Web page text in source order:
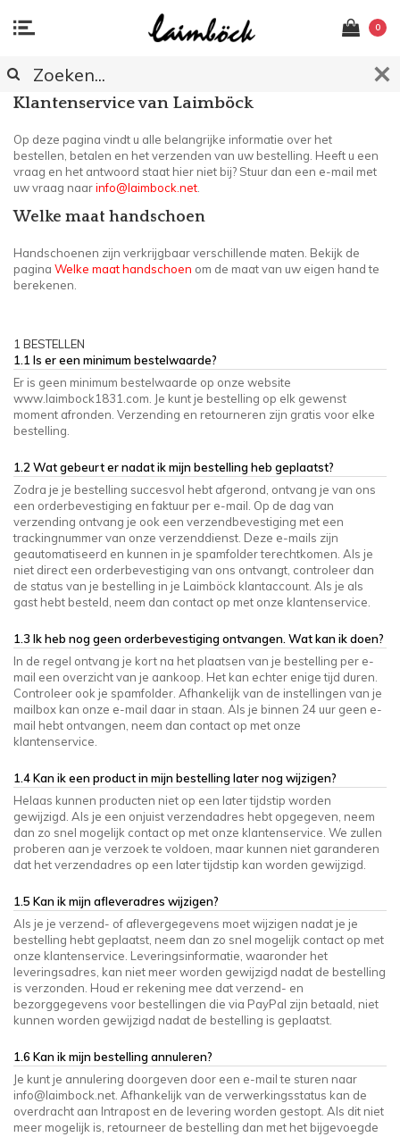
0
FAQ - KLANTENSERVICE
Klantenservice van Laimböck
Op deze pagina vindt u alle belangrijke informatie over het
bestellen, betalen en het verzenden van uw bestelling. Heeft u een
vraag en het antwoord staat hier niet bij? Stuur dan een e-mail met
uw vraag naarinfo@laimbock.net
Welke maat handschoen
Handschoenen zijn verkrijgbaar verschillende maten. Bekijk de
pagina Welke maat handschoen om de maat van uw eigen hand te
berekenen.
1 BESTELLEN
1.1 Is er een minimum bestelwaarde?
Er is geen minimum bestelwaarde op onze website
www.laimbock1831.com. Je kunt je bestelling op elk gewenst
moment afronden. Verzending en retourneren zijn gratis voor elke
bestelling.
1.2 Wat gebeurt er nadat ik mijn bestelling heb geplaatst?
Zodra je je bestelling succesvol hebt afgerond, ontvang je van ons
een orderbevestiging en faktuur per e-mail. Op de dag van
verzending ontvang je ook een verzendbevestiging met een
trackingnummer van onze verzenddienst. Deze e-mails zijn
geautomatiseerd en kunnen in je spamfolder terechtkomen. Als je
niet direct een orderbevestiging van ons ontvangt, controleer dan
de status van je bestelling in je Laimböck klantaccount. Als je als
gast hebt besteld, neem dan contact op met onze klantenservice.
1.3 Ik heb nog geen orderbevestiging ontvangen. Wat kan ik doen?
In de regel ontvang je kort na het plaatsen van je bestelling per e-
mail een overzicht van je aankoop. Het kan echter enige tijd duren.
Controleer ook je spamfolder. Afhankelijk van de instellingen van je
mailbox kan onze e-mail daar in staan. Als je binnen 24 uur geen e-
mail hebt ontvangen, neem dan contact op met onze
klantenservice.
1.4 Kan ik een product in mijn bestelling later nog wijzigen?
Helaas kunnen producten niet op een later tijdstip worden
gewijzigd. Als je een onjuist verzendadres hebt opgegeven, neem
dan zo snel mogelijk contact op met onze klantenservice. We zullen
proberen aan je verzoek te voldoen, maar kunnen niet garanderen
dat het verzendadres op een later tijdstip kan worden gewijzigd.
1.5 Kan ik mijn afleveradres wijzigen?
Als je je verzend- of aflevergegevens moet wijzigen nadat je je
bestelling hebt geplaatst, neem dan zo snel mogelijk contact op met
onze klantenservice. Leveringsinformatie, waaronder het
leveringsadres, kan niet meer worden gewijzigd nadat de bestelling
is verzonden. Houd er rekening mee dat verzend- en
bezorggegevens voor bestellingen die via PayPal zijn betaald, niet
kunnen worden gewijzigd nadat de bestelling is geplaatst.
1.6 Kan ik mijn bestelling annuleren?
Je kunt je annulering doorgeven door een e-mail te sturen naar
info@laimbock.net. Afhankelijk van de verwerkingsstatus kan de
overdracht aan Intrapost en de levering worden gestopt. Als dit niet
meer mogelijk is, retourneer de bestelling dan met het bijgevoegde